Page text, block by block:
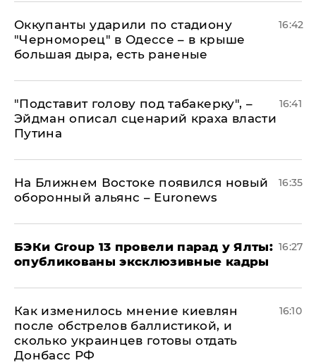
Оккупанты ударили по стадиону
"Черноморец" в Одессе – в крыше
большая дыра, есть раненые
16:42
​"Подставит голову под табакерку", –
Эйдман описал сценарий краха власти
Путина
16:41
На Ближнем Востоке появился новый
оборонный альянс – Euronews
16:35
​БЭКи Group 13 провели парад у Ялты:
опубликованы эксклюзивные кадры
16:27
Как изменилось мнение киевлян
после обстрелов баллистикой, и
сколько украинцев готовы отдать
Донбасс РФ
16:10